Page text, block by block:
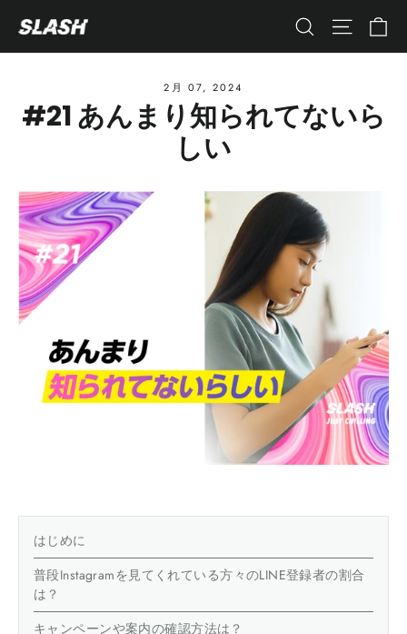
検索 ナビ
2月 07, 2024
#21 あんまり知られてないら
しい
はじめに
普段Instagramを見てくれている方々のLINE登録者の割合
は？
キャンペーンや案内の確認方法は？